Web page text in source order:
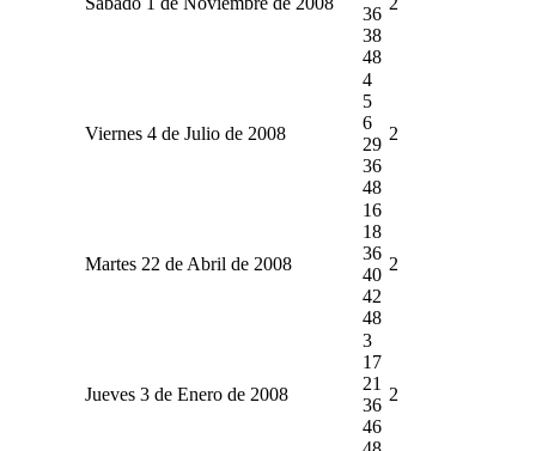
36
38
48
Viernes 4 de Julio de 2008
4
5
6
29
36
48
2
Martes 22 de Abril de 2008
16
18
36
40
42
48
2
Jueves 3 de Enero de 2008
3
17
21
36
46
2